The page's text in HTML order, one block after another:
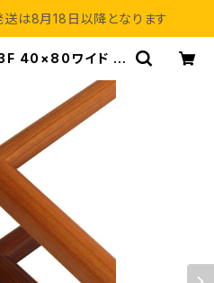
は8月18日以降となります
40×80ワイド 4